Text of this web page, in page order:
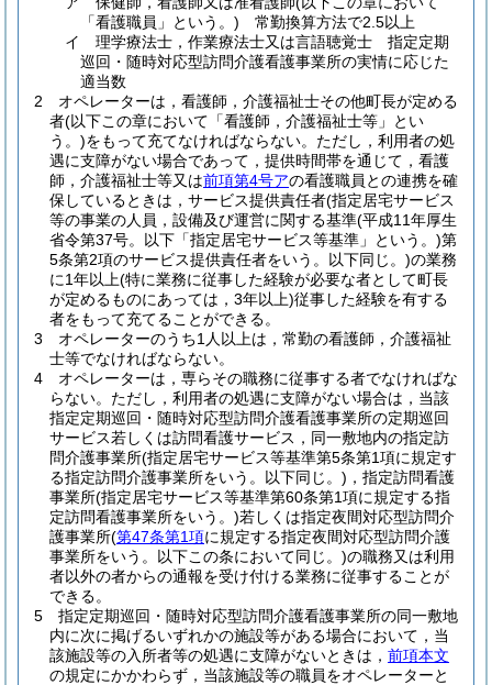
「看護職員」という。) 常勤換算方法で2.5以上
イ
理学療法士，作業療法士又は言語聴覚士 指定定期
巡回・随時対応型訪問介護看護事業所の実情に応じた
適当数
2
オペレーターは，看護師，介護福祉士その他町長が定める
者(以下この章において「看護師，介護福祉士等」とい
う。)をもって充てなければならない。 ただし，利用者の処
遇に支障がない場合であって，提供時間帯を通じて，看護
師，介護福祉士等又は前項第4号アの看護職員との連携を確
保しているときは，サービス提供責任者(指定居宅サービス
等の事業の人員，設備及び運営に関する基準(平成11年厚生
省令第37号。以下「指定居宅サービス等基準」という。)第
5条第2項のサービス提供責任者をいう。以下同じ。)の業務
に1年以上(特に業務に従事した経験が必要な者として町長
が定めるものにあっては，3年以上)従事した経験を有する
者をもって充てることができる。
3
オペレーターのうち1人以上は，常勤の看護師，介護福祉
士等でなければならない。
4
オペレーターは，専らその職務に従事する者でなければな
らない。 ただし，利用者の処遇に支障がない場合は，当該
指定定期巡回・随時対応型訪問介護看護事業所の定期巡回
サービス若しくは訪問看護サービス，同一敷地内の指定訪
問介護事業所(指定居宅サービス等基準第5条第1項に規定す
る指定訪問介護事業所をいう。以下同じ。) ，指定訪問看護
事業所(指定居宅サービス等基準第60条第1項に規定する指
定訪問看護事業所をいう。)若しくは指定夜間対応型訪問介
護事業所(第47条第1項に規定する指定夜間対応型訪問介護
事業所をいう。以下この条において同じ。)の職務又は利用
者以外の者からの通報を受け付ける業務に従事することが
できる。
5
指定定期巡回・随時対応型訪問介護看護事業所の同一敷地
内に次に掲げるいずれかの施設等がある場合において，当
該施設等の入所者等の処遇に支障がないときは， 前項本文
の規定にかかわらず，当該施設等の職員をオペレーターと